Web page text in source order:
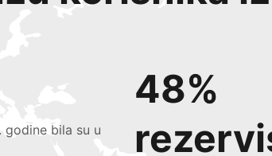
godine bila su u
48%